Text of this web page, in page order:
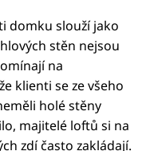
domku slouží jako
stěn nejsou
na
klienti se ze všeho
holé stěny
majitelé loftů si na
zdí často zakládají.